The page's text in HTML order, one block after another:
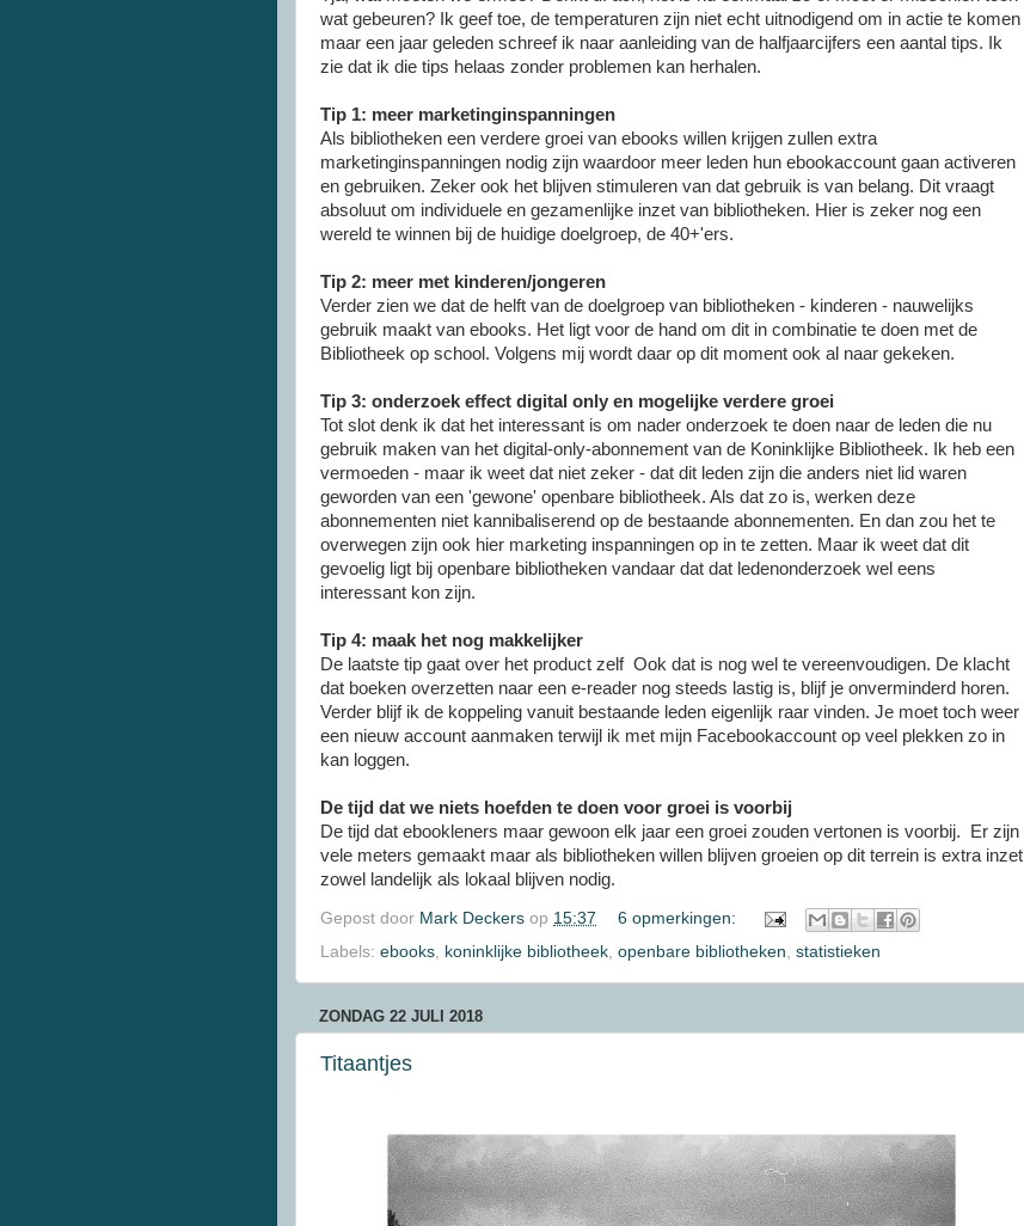
wat gebeuren? Ik geef toe, de temperaturen zijn niet echt uitnodigend om in actie te komen
maar een jaar geleden schreef ik naar aanleiding van de halfjaarcijfers een aantal tips. Ik
zie dat ik die tips helaas zonder problemen kan herhalen.
Tip 1: meer marketinginspanningen
Als bibliotheken een verdere groei van ebooks willen krijgen zullen extra
marketinginspanningen nodig zijn waardoor meer leden hun ebookaccount gaan activeren
en gebruiken. Zeker ook het blijven stimuleren van dat gebruik is van belang. Dit vraagt
absoluut om individuele en gezamenlijke inzet van bibliotheken. Hier is zeker nog een
wereld te winnen bij de huidige doelgroep, de 40+'ers.
Tip 2: meer met kinderen/jongeren
Verder zien we dat de helft van de doelgroep van bibliotheken - kinderen - nauwelijks
gebruik maakt van ebooks. Het ligt voor de hand om dit in combinatie te doen met de
Bibliotheek op school. Volgens mij wordt daar op dit moment ook al naar gekeken.
Tip 3: onderzoek effect digital only en mogelijke verdere groei
Tot slot denk ik dat het interessant is om nader onderzoek te doen naar de leden die nu
gebruik maken van het digital-only-abonnement van de Koninklijke Bibliotheek. Ik heb een
vermoeden - maar ik weet dat niet zeker - dat dit leden zijn die anders niet lid waren
geworden van een 'gewone' openbare bibliotheek. Als dat zo is, werken deze
abonnementen niet kannibaliserend op de bestaande abonnementen. En dan zou het te
overwegen zijn ook hier marketing inspanningen op in te zetten. Maar ik weet dat dit
gevoelig ligt bij openbare bibliotheken vandaar dat dat ledenonderzoek wel eens
interessant kon zijn.
Tip 4: maak het nog makkelijker
De laatste tip gaat over het product zelf Ook dat is nog wel te vereenvoudigen. De klacht
dat boeken overzetten naar een e-reader nog steeds lastig is, blijf je onverminderd horen.
Verder blijf ik de koppeling vanuit bestaande leden eigenlijk raar vinden. Je moet toch weer
een nieuw account aanmaken terwijl ik met mijn Facebookaccount op veel plekken zo in
kan loggen.
De tijd dat we niets hoefden te doen voor groei is voorbij
De tijd dat ebookleners maar gewoon elk jaar een groei zouden vertonen is voorbij. Er zijn
vele meters gemaakt maar als bibliotheken willen blijven groeien op dit terrein is extra inzet
zowel landelijk als lokaal blijven nodig.
Gepost door Mark Deckers op 15:37
6 opmerkingen:
Labels: ebooks koninklijke bibliotheek openbare bibliotheken statistieken
ZONDAG 22 JULI 2018
Titaantjes